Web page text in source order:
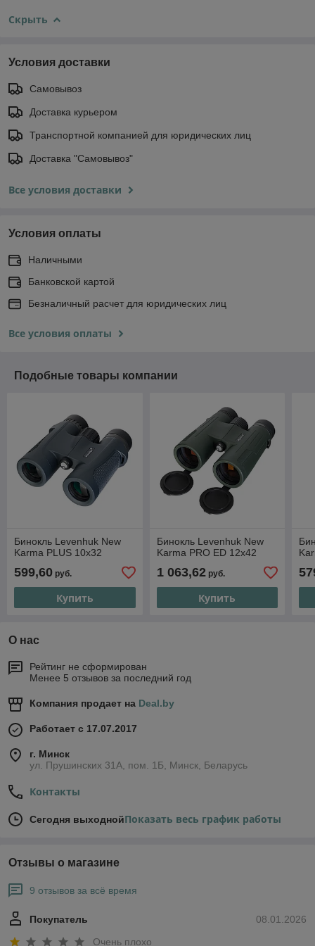
Скрыть
Условия доставки
Самовывоз
Доставка курьером
Транспортной компанией для юридических лиц
Доставка "Самовывоз"
Все условия доставки
Условия оплаты
Наличными
Банковской картой
Безналичный расчет для юридических лиц
Все условия оплаты
Подобные товары компании
Бинокль Levenhuk New
Karma PLUS 10x32
599,60 руб.
Купить
Бинокль Levenhuk New
Karma PRO ED 12x42
1 063,62руб.
Купить
О нас
Рейтинг не сформирован
Менее 5 отзывов за последний год
Компания продает на Deal.by
Работает с 17.07.2017
г. Минск
ул. Прушинских 31А, пом. 1Б, Минск, Беларусь
Контакты
Сегодня выходнойПоказать весь график работы
Отзывы о магазине
9 отзывов за всё время
08.01.2026
Покупатель
Очень плохо